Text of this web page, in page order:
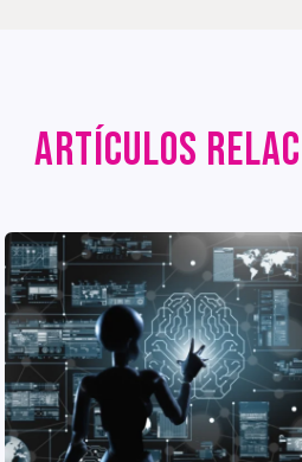
ARTÍCULOS